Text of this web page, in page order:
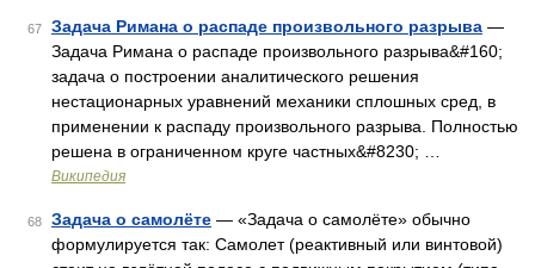
67 Задача Римана о распаде произвольного разрыва —
Задача Римана о распаде произвольного разрыва&#160;
задача о построении аналитического решения
нестационарных уравнений механики сплошных сред, в
применении к распаду произвольного разрыва. Полностью
решена в ограниченном круге частных&#8230; …
Википедия
68 Задача о самолёте — «Задача о самолёте» обычно
формулируется так: Самолет (реактивный или винтовой)